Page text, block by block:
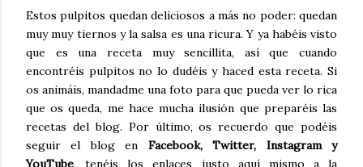
Estos pulpitos quedan deliciosos a más no poder: quedan
muy muy tiernos y la salsa es una ricura. Y ya habéis visto
que es una receta muy sencillita, así que cuando
encontréis pulpitos no lo dudéis y haced esta receta. Si
os animáis, mandadme una foto para que pueda ver lo rica
que os queda, me hace mucha ilusión que preparéis las
recetas del blog. Por último, os recuerdo que podéis
seguir el blog en Facebook, Twitter, Instagram y
YouTube, tenéis los enlaces justo aquí mismo a la